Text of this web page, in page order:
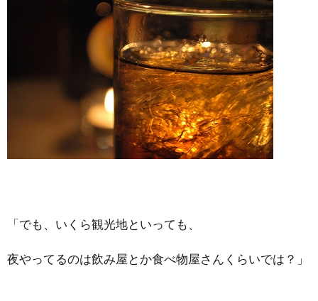
「でも、いくら観光地といっても、
夜やってるのは飲み屋とか食べ物屋さんくらいでは？」